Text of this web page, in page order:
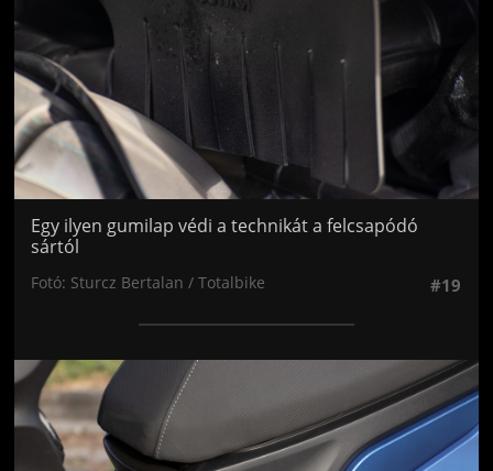
Egy ilyen gumilap védi a technikát a felcsapódó
sártól
Fotó: Sturcz Bertalan / Totalbike #19
Jön még kép!